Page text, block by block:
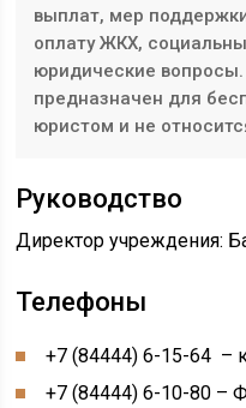
выплат, мер
оплату ЖКХ,
юридические
предназначен для
юристом и не
Руководство
Директор учреждения:
Телефоны
+7 (84444) 6-15-64 –
+7 (84444) 6-10-80 –